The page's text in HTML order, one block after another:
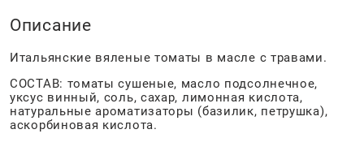
Описание
Итальянские вяленые томаты в масле с травами.
СОСТАВ: томаты сушеные, масло подсолнечное,
уксус винный, соль, сахар, лимонная кислота,
натуральные ароматизаторы (базилик, петрушка),
аскорбиновая кислота.